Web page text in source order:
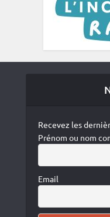
Recevez les
Prénom ou nom
Email